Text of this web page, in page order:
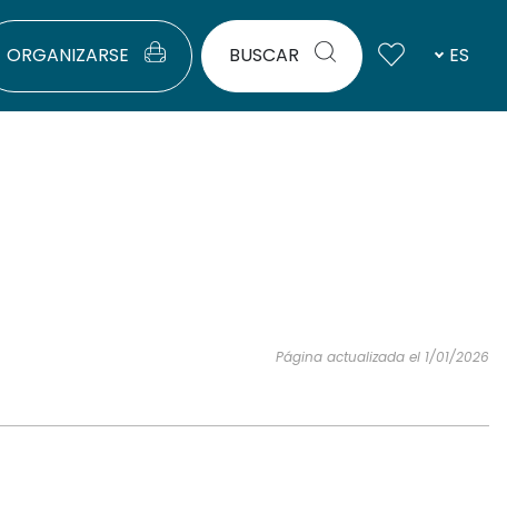
ORGANIZARSE BUSCAR ES
Página actualizada el 1/01/2026